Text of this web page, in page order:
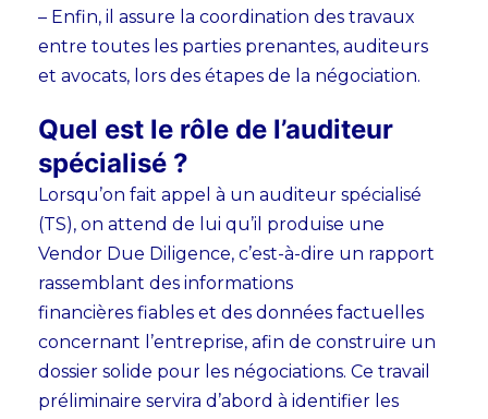
– Enfin, il assure la coordination des travaux
entre toutes les parties prenantes, auditeurs
et avocats, lors des étapes de la négociation.
Quel est le rôle de l’auditeur
spécialisé ?
Lorsqu’on fait appel à un auditeur spécialisé
(TS), on attend de lui qu’il produise une
Vendor Due Diligence, c’est-à-dire un rapport
rassemblant des informations
financières fiables et des données factuelles
concernant l’entreprise, afin de construire un
dossier solide pour les négociations. Ce travail
préliminaire servira d’abord à identifier les